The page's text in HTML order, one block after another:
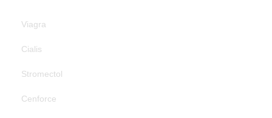
Viagra
Cialis
Stromectol
Cenforce